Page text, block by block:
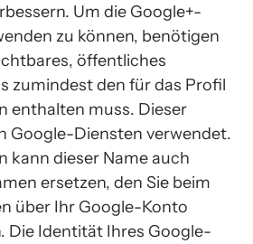
Um die Google+-
zu können, benötigen
öffentliches
zumindest den für das Profil
enthalten muss. Dieser
Google-Diensten verwendet.
kann dieser Name auch
ersetzen, den Sie beim
über Ihr Google-Konto
Die Identität Ihres Google-